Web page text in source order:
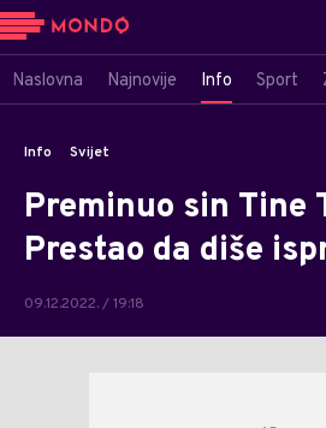
Naslovna Najnovije Info Sport
Info Svijet
Preminuo sin Tine
Prestao da diše
09.12.2022. / 19:18